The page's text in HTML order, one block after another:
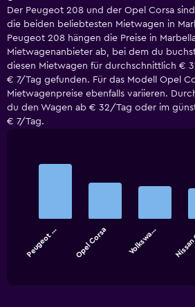
Der Peugeot 208 und der Opel Corsa
die beiden beliebtesten Mietwagen in
Peugeot 208 hängen die Preise in
Mietwagenanbieter ab, bei dem du
diesen Mietwagen für durchschnittlich €
€ 7/Tag gefunden. Für das Modell Opel
Mietwagenpreise ebenfalls variieren.
du den Wagen ab € 32/Tag oder im
€ 7/Tag.
The
chart
Chart
Peugeot … Opel Corsa Volkswa…
End